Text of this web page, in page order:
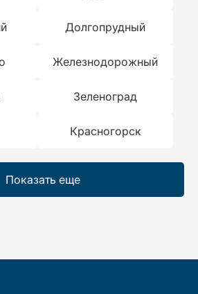
Долгопрудный
Железнодорожный
Зеленоград
Красногорск
Показать еще